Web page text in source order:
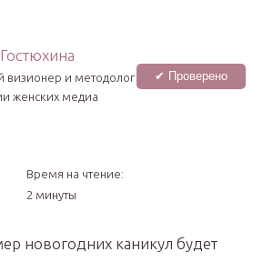
визионер и методолог
женских медиа
✔ Проверено
Время на чтение:
2 минуты
новогодних каникул будет